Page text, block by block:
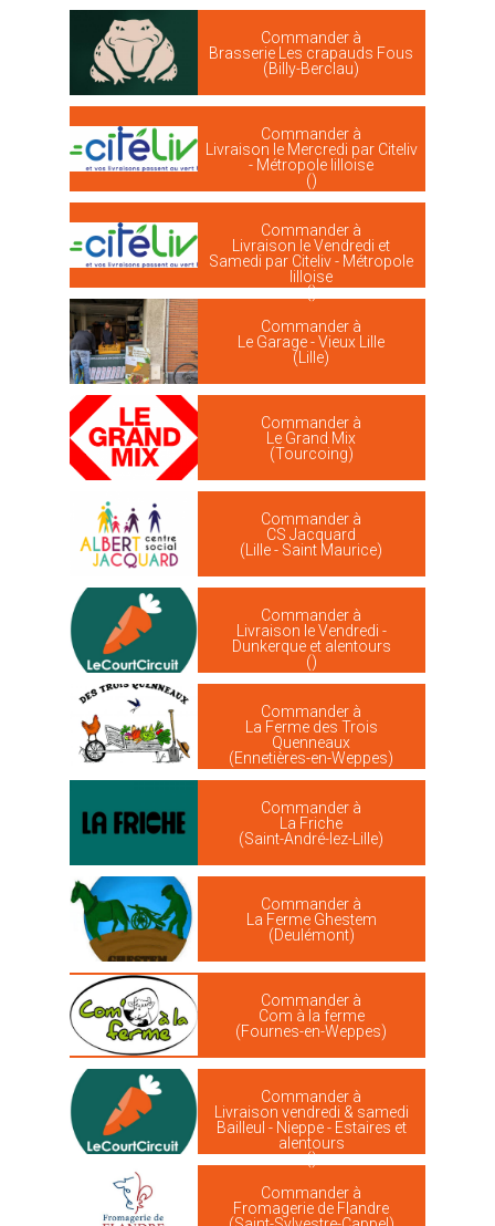
Commander à
Brasserie Les crapauds Fous
(Billy-Berclau)
Commander à
Livraison le Mercredi par Citeliv
- Métropole lilloise
()
Commander à
Livraison le Vendredi et
Samedi par Citeliv - Métropole
lilloise
()
Commander à
Le Garage - Vieux Lille
(Lille)
Commander à
Le Grand Mix
(Tourcoing)
Commander à
CS Jacquard
(Lille - Saint Maurice)
Commander à
Livraison le Vendredi -
Dunkerque et alentours
()
Commander à
La Ferme des Trois
Quenneaux
(Ennetières-en-Weppes)
Commander à
La Friche
(Saint-André-lez-Lille)
Commander à
La Ferme Ghestem
(Deulémont)
Commander à
Com à la ferme
(Fournes-en-Weppes)
Commander à
Livraison vendredi & samedi
Bailleul - Nieppe - Estaires et
alentours
()
Commander à
Fromagerie de Flandre